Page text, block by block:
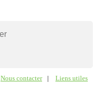
Nous contacter | Liens utiles